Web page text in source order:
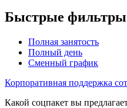
Быстрые фильтры
Полная занятость
Полный день
Сменный график
Корпоративная поддержка
Какой соцпакет вы